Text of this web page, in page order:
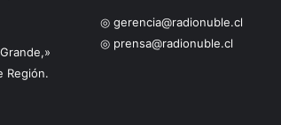
Región.
◎ gerencia@radionuble.cl
◎ prensa@radionuble.cl